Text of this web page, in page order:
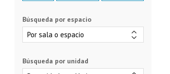
Búsqueda por espacio
Búsqueda por unidad